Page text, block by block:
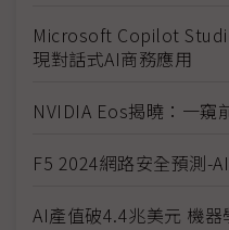
Microsoft Copilot
現對話式AI商務應用
NVIDIA Eos揭曉：一窺
F5 2024網路安全預測-
AI產值破4.4兆美元 機器